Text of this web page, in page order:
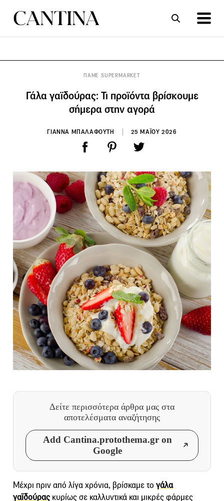
ΠΑΜΕ SUPERMARKET
Γάλα γαϊδούρας: Τι προϊόντα βρίσκουμε
σήμερα στην αγορά
ΓΙΑΝΝΑ ΜΠΑΛΑΦΟΥΤΗ 25 ΜΑΪΟΥ 2026
Δείτε περισσότερα άρθρα μας στα
αποτελέσματα αναζήτησης
Add Cantina.protothema.gr on
Google
Μέχρι πριν από λίγα χρόνια, βρίσκαμε το γάλα
γαϊδούρας κυρίως σε καλλυντικά και μικρές φάρμες